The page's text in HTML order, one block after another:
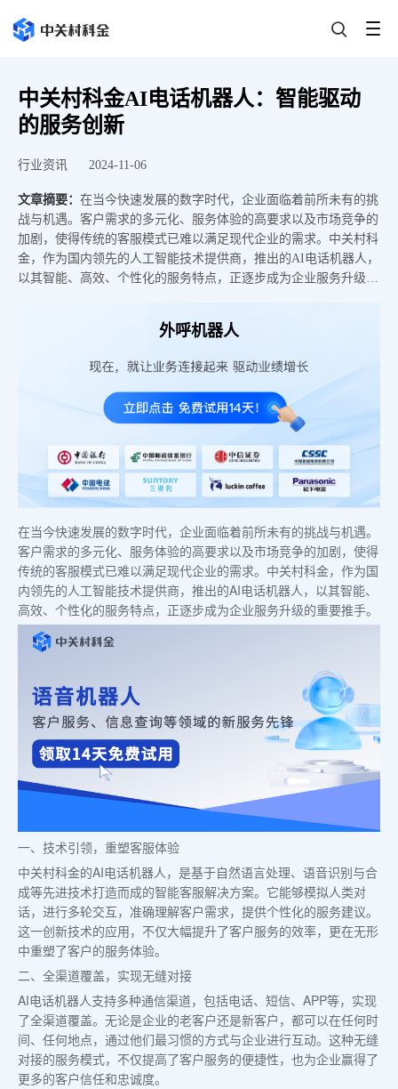
中关村科金AI电话机器人：智能驱动
的服务创新
行业资讯 2024-11-06
文章摘要： 在当今快速发展的数字时代，企业面临着前所未有的挑
战与机遇。客户需求的多元化、服务体验的高要求以及市场竞争的
加剧，使得传统的客服模式已难以满足现代企业的需求。中关村科
金，作为国内领先的人工智能技术提供商，推出的AI电话机器人，
以其智能、高效、个性化的服务特点，正逐步成为企业服务升级的
外呼机器人
在当今快速发展的数字时代，企业面临着前所未有的挑战与机遇。
客户需求的多元化、服务体验的高要求以及市场竞争的加剧，使得
传统的客服模式已难以满足现代企业的需求。中关村科金，作为国
内领先的人工智能技术提供商，推出的AI电话机器人，以其智能、
高效、个性化的服务特点，正逐步成为企业服务升级的重要推手。
一、技术引领，重塑客服体验
中关村科金的AI电话机器人，是基于自然语言处理、语音识别与合
成等先进技术打造而成的智能客服解决方案。它能够模拟人类对
话，进行多轮交互，准确理解客户需求，提供个性化的服务建议。
这一创新技术的应用，不仅大幅提升了客户服务的效率，更在无形
中重塑了客户的服务体验。
二、全渠道覆盖，实现无缝对接
AI电话机器人支持多种通信渠道，包括电话、短信、APP等，实现
了全渠道覆盖。无论是企业的老客户还是新客户，都可以在任何时
间、任何地点，通过他们最习惯的方式与企业进行互动。这种无缝
对接的服务模式，不仅提高了客户服务的便捷性，也为企业赢得了
更多的客户信任和忠诚度。